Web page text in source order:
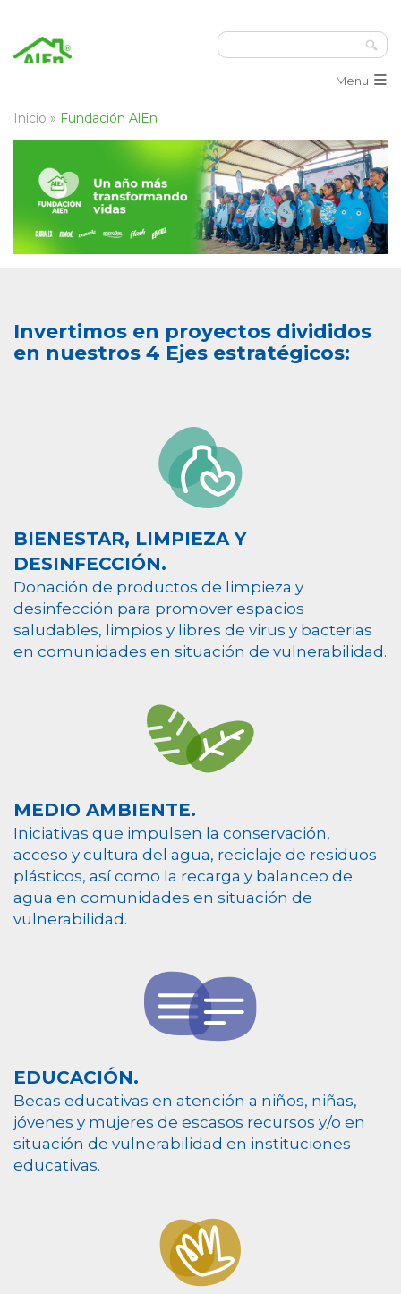
Menu ≡
Inicio » Fundación AlEn
Invertimos en proyectos divididos
en nuestros 4 Ejes estratégicos:
BIENESTAR, LIMPIEZA Y
DESINFECCIÓN.
Donación de productos de limpieza y
desinfección para promover espacios
saludables, limpios y libres de virus y bacterias
en comunidades en situación de vulnerabilidad.
MEDIO AMBIENTE.
Iniciativas que impulsen la conservación,
acceso y cultura del agua, reciclaje de residuos
plásticos, así como la recarga y balanceo de
agua en comunidades en situación de
vulnerabilidad.
EDUCACIÓN.
Becas educativas en atención a niños, niñas,
jóvenes y mujeres de escasos recursos y/o en
situación de vulnerabilidad en instituciones
educativas.